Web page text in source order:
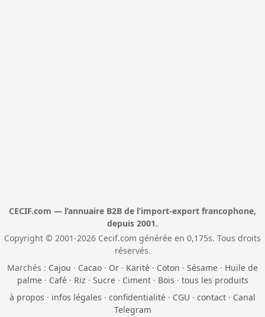
CECIF.com — l’annuaire B2B de l’import-export francophone,
depuis 2001.
Copyright © 2001-2026 Cecif.com générée en 0,175s. Tous droits
réservés.
Marchés : Cajou · Cacao · Or · Karité · Coton · Sésame · Huile de
palme· Café· Riz · Sucre· Ciment· Bois · tous les produits
à propos · infos légales · confidentialité · CGU · contact · Canal
Telegram